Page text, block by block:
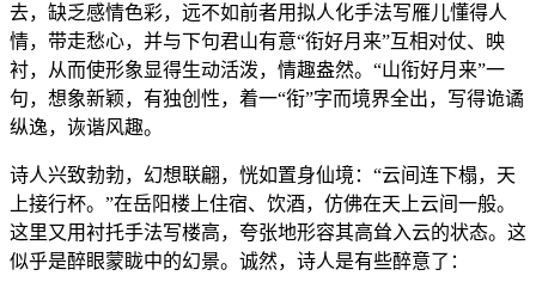
去，缺乏感情色彩，远不如前者用拟人化手法写雁儿懂得人
情，带走愁心，并与下句君山有意“衔好月来”互相对仗、映
衬，从而使形象显得生动活泼，情趣盎然。“山衔好月来”一
句，想象新颖，有独创性，着一“衔”字而境界全出，写得诡谲
纵逸，诙谐风趣。
诗人兴致勃勃，幻想联翩，恍如置身仙境：“云间连下榻，天
上接行杯。”在岳阳楼上住宿、饮酒，仿佛在天上云间一般。
这里又用衬托手法写楼高，夸张地形容其高耸入云的状态。这
似乎是醉眼蒙眬中的幻景。诚然，诗人是有些醉意了：